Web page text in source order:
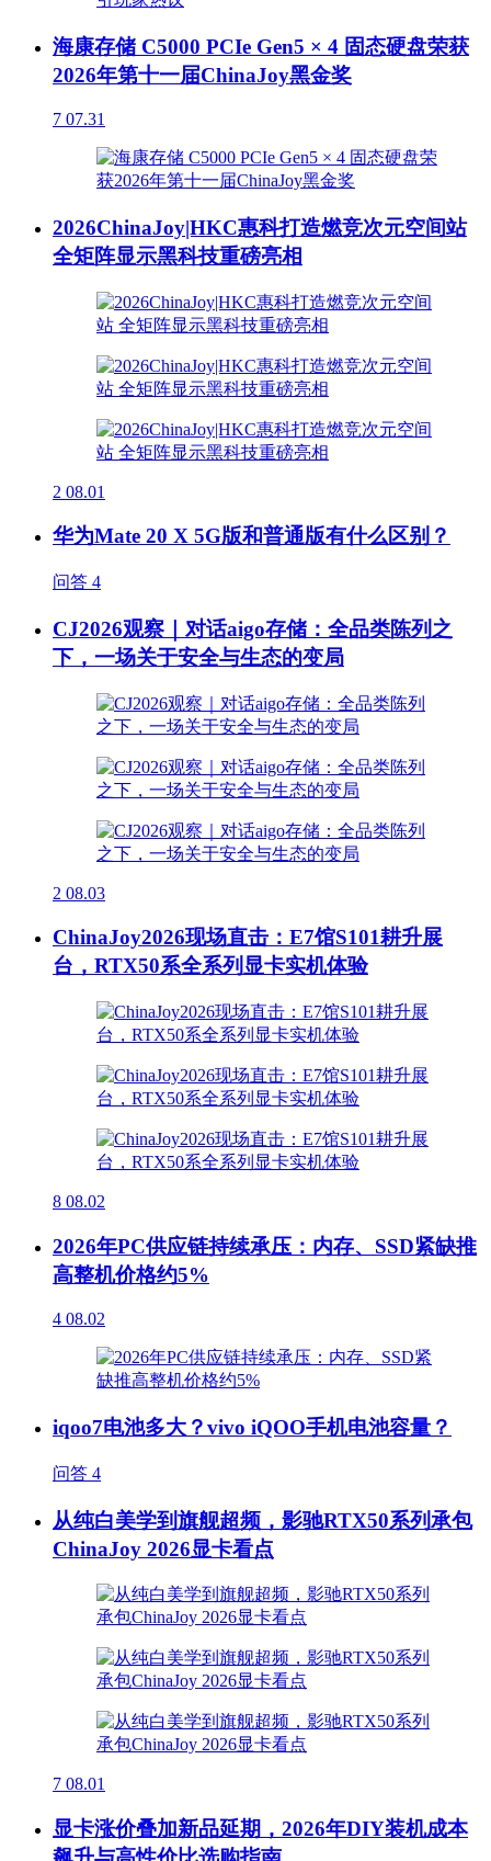
海康存储 C5000 PCIe Gen5 × 4 固态硬盘荣获
2026年第十一届ChinaJoy黑金奖
7 07.31
2026ChinaJoy|HKC惠科打造燃竞次元空间站
全矩阵显示黑科技重磅亮相
2 08.01
华为Mate 20 X 5G版和普通版有什么区别？
问答 4
CJ2026观察｜对话aigo存储：全品类陈列之
下，一场关于安全与生态的变局
2 08.03
ChinaJoy2026现场直击：E7馆S101耕升展
台，RTX50系全系列显卡实机体验
8 08.02
2026年PC供应链持续承压：内存、SSD紧缺推
高整机价格约5%
4 08.02
iqoo7电池多大？vivo iQOO手机电池容量？
问答 4
从纯白美学到旗舰超频，影驰RTX50系列承包
ChinaJoy 2026显卡看点
7 08.01
显卡涨价叠加新品延期，2026年DIY装机成本